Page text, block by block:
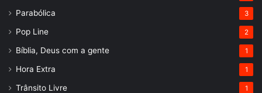
Parabólica 3
Pop Line 2
Bíblia, Deus com a gente 1
Hora Extra 1
Trânsito Livre 1